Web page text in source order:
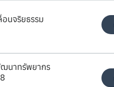
อนจริยธรรม
ฒนาทรัพยากร